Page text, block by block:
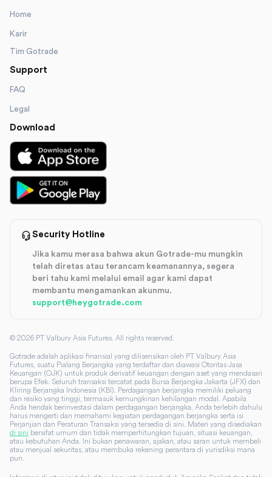
Home
Karir
Tim Gotrade
Support
FAQ
Legal
Download
Security Hotline
Jika kamu merasa bahwa akun Gotrade-mu mungkin
telah diretas atau terancam keamanannya, segera
beri tahu kami melalui email agar kami dapat
membantu mengamankan akunmu.
support@heygotrade.com
© 2026 PT Valbury Asia Futures. All rights reserved.
Gotrade adalah aplikasi finansial yang dilisensikan oleh PT Valbury Asia
Futures, suatu Pialang Berjangka yang terdaftar dan diawasi Otoritas Jasa
Keuangan (OJK) untuk produk derivatif keuangan dengan aset yang mendasari
berupa Efek. Seluruh transaksi tercatat pada Bursa Berjangka Jakarta (JFX) dan
Kliring Berjangka Indonesia (KBI). Perdagangan berjangka memiliki peluang
dan resiko yang tinggi, termasuk kemungkinan kehilangan modal. Apabila
Anda hendak berinvestasi dalam perdagangan berjangka, Anda terlebih dahulu
harus mengerti dan memahami kegiatan perdagangan berjangka serta isi
Perjanjian dan Peraturan Transaksi yang tersedia di sini. Materi yang disediakan
di sini bersifat umum dan tidak memperhitungkan tujuan, situasi keuangan,
atau kebutuhan Anda. Ini bukan penawaran, ajakan, atau saran untuk membeli
atau menjual sekuritas, atau membuka rekening perantara di yurisdiksi mana
pun.